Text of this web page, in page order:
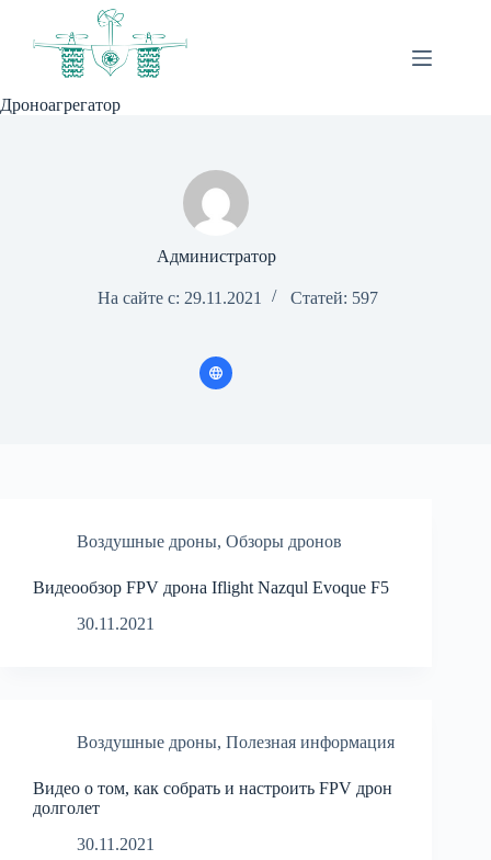
Дроноагрегатор
Администратор
На сайте с: 29.11.2021 Статей: 597
Воздушные дроны, Обзоры дронов
Видеообзор FPV дрона Iflight Nazqul Evoque F5
30.11.2021
Воздушные дроны, Полезная информация
Видео о том, как собрать и настроить FPV дрон
долголет
30.11.2021